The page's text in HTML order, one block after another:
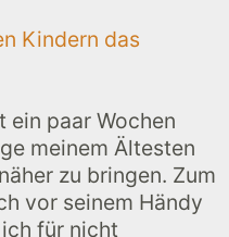
Kindern das
ein paar Wochen
meinem Ältesten
zu bringen. Zum
vor seinem Händy
für nicht